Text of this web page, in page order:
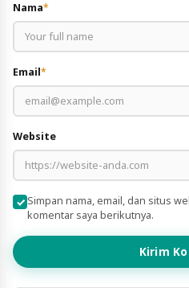
Nama*
Email*
Website
Simpan nama, email, dan situs
komentar saya berikutnya.
Kirim